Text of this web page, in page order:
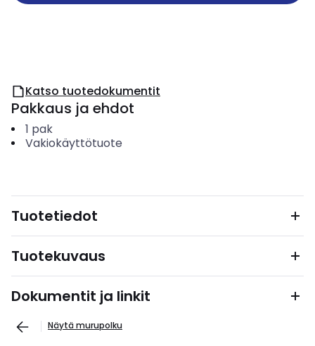
Katso tuotedokumentit
Pakkaus ja ehdot
1 pak
Vakiokäyttötuote
Tuotetiedot
Tuotekuvaus
Dokumentit ja linkit
Näytä murupolku